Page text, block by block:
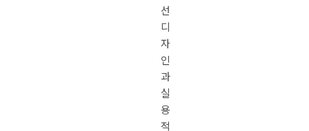
선
디
자
인
과
실
용
적